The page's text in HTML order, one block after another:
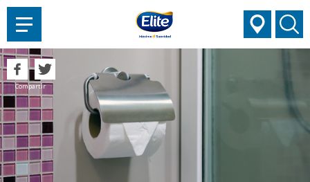
Compartir